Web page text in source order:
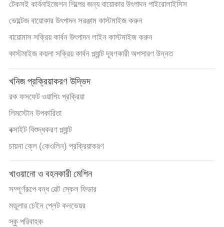
টেকসই কার্বনাইজেশন শিল্পের জন্য বায়োকার উৎপাদন পাইরোলাইসিস
ভোল্টেজ বায়োকার উৎপাদন সরঞ্জাম কাস্টমাইজ করুন
বায়োমাস সক্রিয় কার্বন উৎপাদন লাইন কাস্টমাইজ করুন
কাস্টমাইজ কয়লা সক্রিয় কার্বন প্ল্যান্ট দূষণকারী অপসারণ উন্নত
খনিজ প্রক্রিয়াকরণ উদ্ভিদ
রক ফসফেট ওয়াশিং প্রক্রিয়া
লিমস্টোন উপকারিতা
বক্সাইট বিশুদ্ধকরণ প্ল্যান্ট
চায়না ক্লে (কেওলিন) প্রক্রিয়াকরণ
খাওয়ানো ও বহনকারী মেশিন
সম্পূর্ণরূপে বন্ধ বেল্ট স্কেল ফিডার
মডুলার চেইন প্লেট কনভেয়র
স্কু পরিবাহক